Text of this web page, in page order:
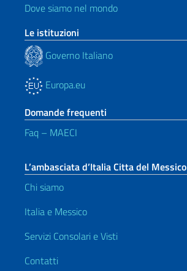
Dove siamo nel mondo
Le istituzioni
Governo Italiano
Europa.eu
Domande frequenti
Faq – MAECI
L’ambasciata d’Italia Citta del Messico
Chi siamo
Italia e Messico
Servizi Consolari e Visti
Contatti